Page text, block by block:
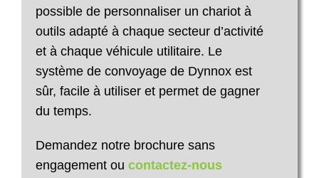
possible de personnaliser un chariot à
outils adapté à chaque secteur d’activité
et à chaque véhicule utilitaire. Le
système de convoyage de Dynnox est
sûr, facile à utiliser et permet de gagner
du temps.
Demandez notre brochure sans
engagement ou contactez-nous